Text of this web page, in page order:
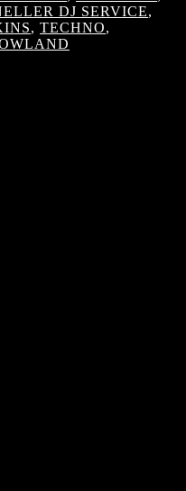
DJ SERVICE,
, TECHNO,